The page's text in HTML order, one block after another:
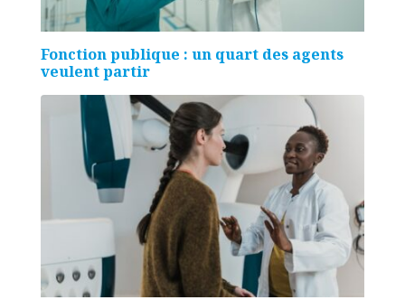
Fonction publique : un quart des agents
veulent partir